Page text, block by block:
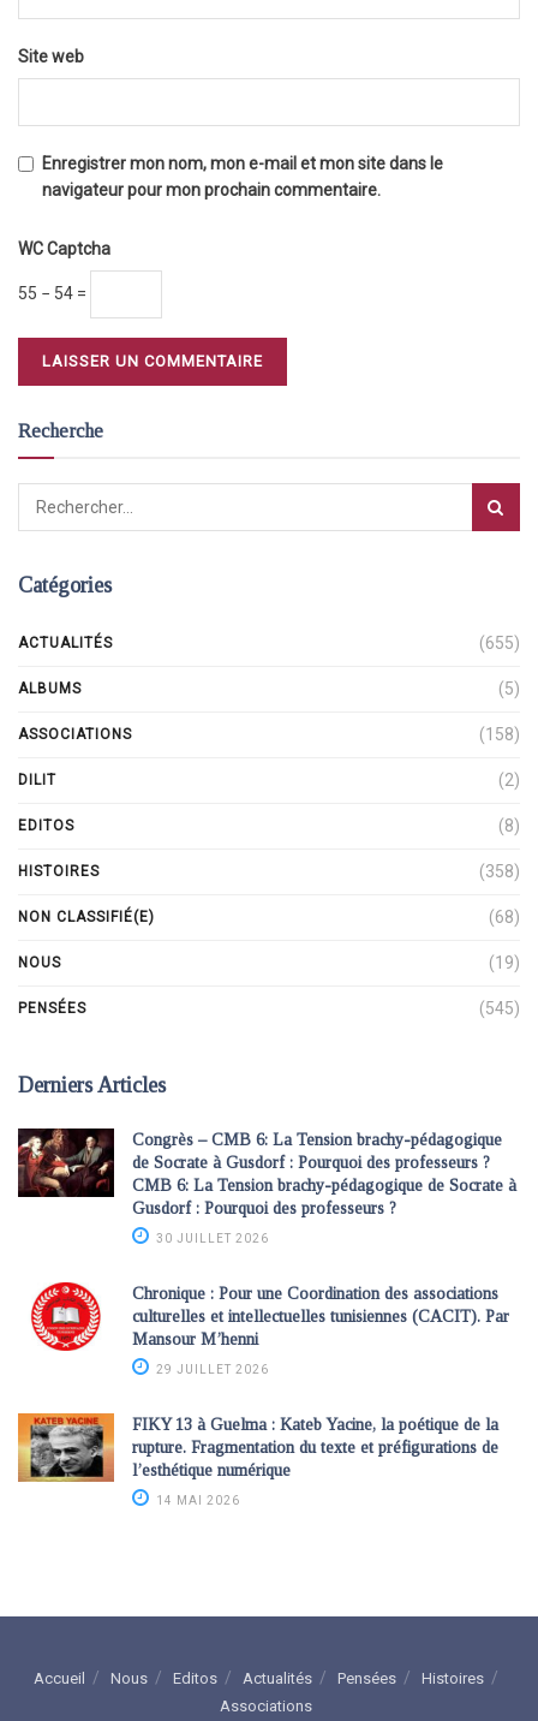
Site web
Enregistrer mon nom, mon e-mail et mon site dans le
navigateur pour mon prochain commentaire.
WC Captcha
55 − 54 =
Recherche
Catégories
ACTUALITÉS (655)
ALBUMS (5)
ASSOCIATIONS (158)
DILIT (2)
EDITOS (8)
HISTOIRES (358)
NON CLASSIFIÉ(E) (68)
NOUS (19)
PENSÉES (545)
Derniers Articles
Congrès – CMB 6: La Tension brachy-pédagogique
de Socrate à Gusdorf : Pourquoi des professeurs ?
CMB 6: La Tension brachy-pédagogique de Socrate à
Gusdorf : Pourquoi des professeurs ?
30 JUILLET 2026
Chronique : Pour une Coordination des associations
culturelles et intellectuelles tunisiennes (CACIT). Par
Mansour M’henni
29 JUILLET 2026
FIKY 13 à Guelma : Kateb Yacine, la poétique de la
rupture. Fragmentation du texte et préfigurations de
l’esthétique numérique
14 MAI 2026
Accueil Nous Editos Actualités Pensées
Histoires
Associations